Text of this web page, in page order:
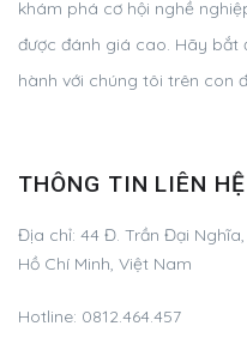
khám phá cơ hội nghề
được đánh giá cao. Hãy bắt
hành với chúng tôi trên con
THÔNG TIN LIÊN HỆ
Địa chỉ: 44 Đ. Trần Đại
Hồ Chí Minh, Việt Nam
Hotline: 0812.464.457